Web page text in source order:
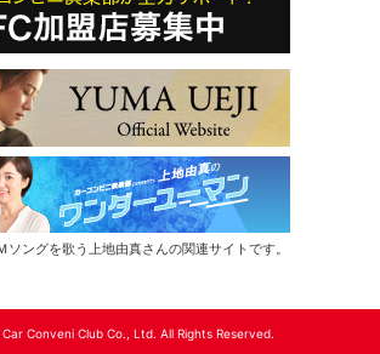
ソングを歌う上地由真さんの関連サイトです。
Conveni Club Co., Ltd. All Rights Reserved.